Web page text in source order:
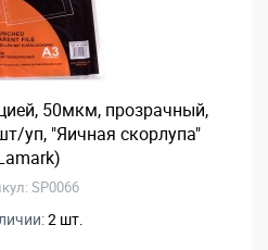
50мкм, прозрачный,
уп, "Яичная скорлупа"
SP0066
2 шт.